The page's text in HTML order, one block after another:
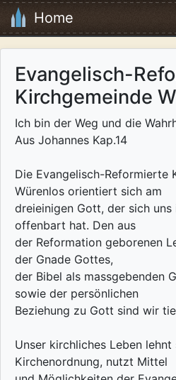
Home
Evangelisch-
Kirchgemeinde
Ich bin der Weg und die
Aus Johannes Kap.14
Die Evangelisch-Reformierte
Würenlos orientiert sich am
dreieinigen Gott, der sich uns
offenbart hat. Den aus
der Reformation geborenen
der Gnade Gottes,
der Bibel als massgebenden
sowie der persönlichen
Beziehung zu Gott sind wir
Unser kirchliches Leben lehnt
Kirchenordnung, nutzt Mittel